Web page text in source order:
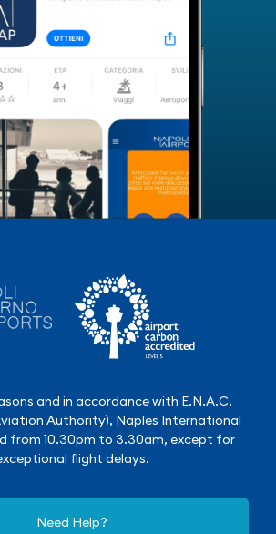
and in accordance with E.N.A.C.
Authority), Naples International
from 10.30pm to 3.30am, except for
flight delays.
Need Help?